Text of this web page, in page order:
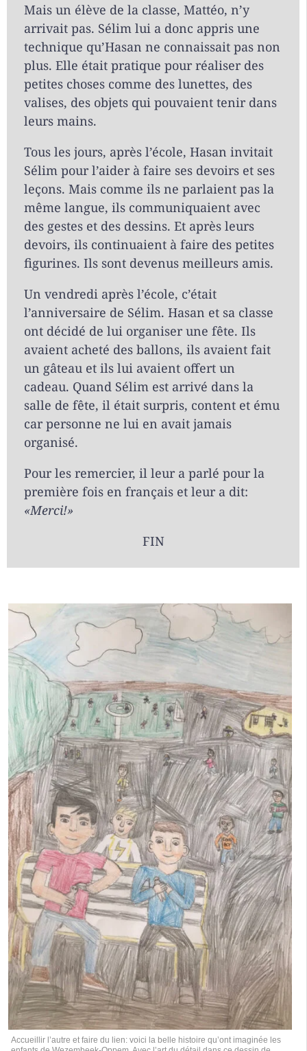
Mais un élève de la classe, Mattéo, n’y
arrivait pas. Sélim lui a donc appris une
technique qu’Hasan ne connaissait pas non
plus. Elle était pratique pour réaliser des
petites choses comme des lunettes, des
valises, des objets qui pouvaient tenir dans
leurs mains.
Tous les jours, après l’école, Hasan invitait
Sélim pour l’aider à faire ses devoirs et ses
leçons. Mais comme ils ne parlaient pas la
même langue, ils communiquaient avec
des gestes et des dessins. Et après leurs
devoirs, ils continuaient à faire des petites
figurines. Ils sont devenus meilleurs amis.
Un vendredi après l’école, c’était
l’anniversaire de Sélim. Hasan et sa classe
ont décidé de lui organiser une fête. Ils
avaient acheté des ballons, ils avaient fait
un gâteau et ils lui avaient offert un
cadeau. Quand Sélim est arrivé dans la
salle de fête, il était surpris, content et ému
car personne ne lui en avait jamais
organisé.
Pour les remercier, il leur a parlé pour la
première fois en français et leur a dit:
«Merci!»
FIN
Accueillir l’autre et faire du lien: voici la belle histoire qu’ont imaginée les